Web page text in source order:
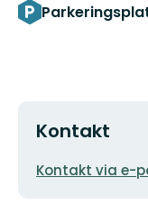
Kontakt
E-
Kontakt via e-